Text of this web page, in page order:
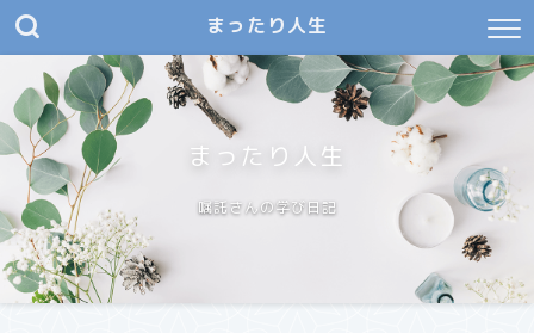
まったり人生
まったり人生
嘱託さんの学び日記